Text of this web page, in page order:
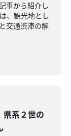
事から紹介し
、観光地とし
交通渋滞の解
系２世の